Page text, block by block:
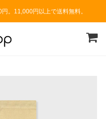
。11,000円以上で送料無料。